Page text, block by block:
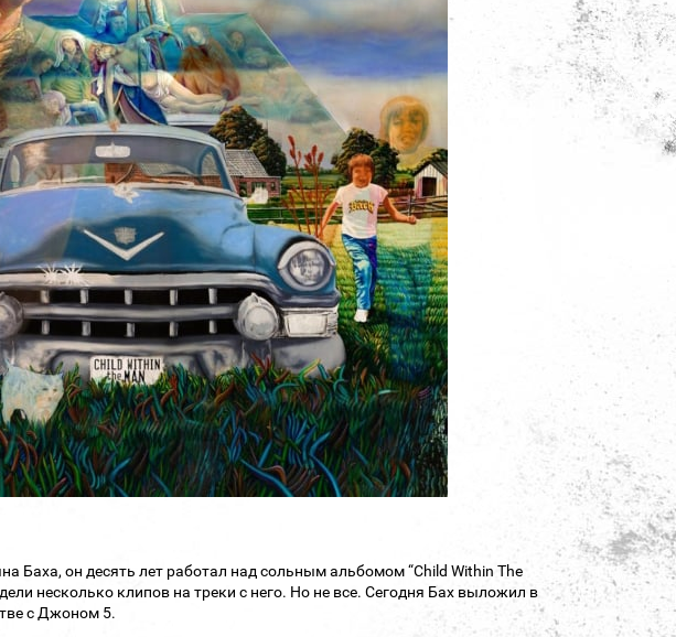
Баха, он десять лет работал над сольным альбомом “Child Within The
несколько клипов на треки с него. Но не все. Сегодня Бах выложил в
с Джоном 5.